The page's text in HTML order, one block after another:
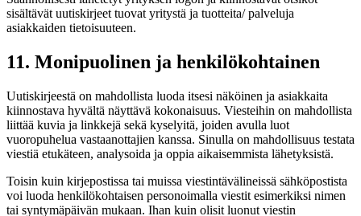
sisältävät uutiskirjeet tuovat yritystä ja tuotteita/ palveluja
asiakkaiden tietoisuuteen.
11. Monipuolinen ja henkilökohtainen
Uutiskirjeestä on mahdollista luoda itsesi näköinen ja asiakkaita
kiinnostava hyvältä näyttävä kokonaisuus. Viesteihin on mahdollista
liittää kuvia ja linkkejä sekä kyselyitä, joiden avulla luot
vuoropuhelua vastaanottajien kanssa. Sinulla on mahdollisuus testata
viestiä etukäteen, analysoida ja oppia aikaisemmista lähetyksistä.
Toisin kuin kirjepostissa tai muissa viestintävälineissä sähköpostista
voi luoda henkilökohtaisen personoimalla viestit esimerkiksi nimen
tai syntymäpäivän mukaan. Ihan kuin olisit luonut viestin